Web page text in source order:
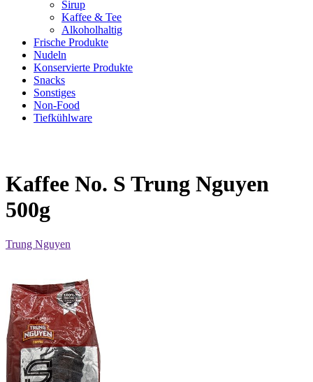
Sirup
Kaffee & Tee
Alkoholhaltig
Frische Produkte
Nudeln
Konservierte Produkte
Snacks
Sonstiges
Non-Food
Tiefkühlware
Kaffee No. S Trung Nguyen
500g
Trung Nguyen